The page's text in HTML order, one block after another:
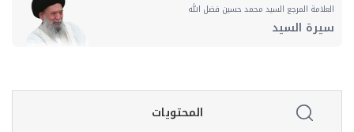
العلامة المرجع السيد محمد حسين فضل الله
سيرة السيد
المحتويات